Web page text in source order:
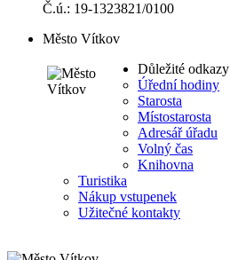
Č.ú.: 19-1323821/0100
Město Vítkov
Důležité odkazy
Úřední hodiny
Starosta
Místostarosta
Adresář úřadu
Volný čas
Knihovna
Turistika
Nákup vstupenek
Užitečné kontakty